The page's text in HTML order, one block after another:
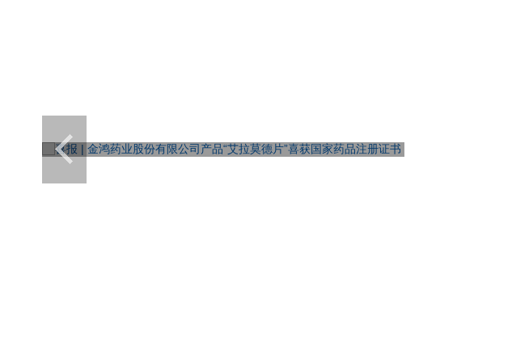
喜报 | 金鸿药业股份有限公司产品“艾拉莫德片”喜获国家药品注册证书